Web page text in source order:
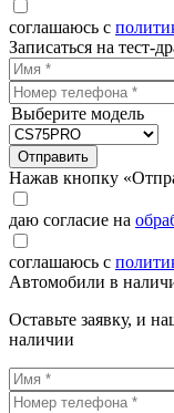
соглашаюсь с
Записаться на тест-
Выберите модель
Отправить
Нажав кнопку
даю согласие на
соглашаюсь с
Автомобили в
Оставьте заявку, и
наличии